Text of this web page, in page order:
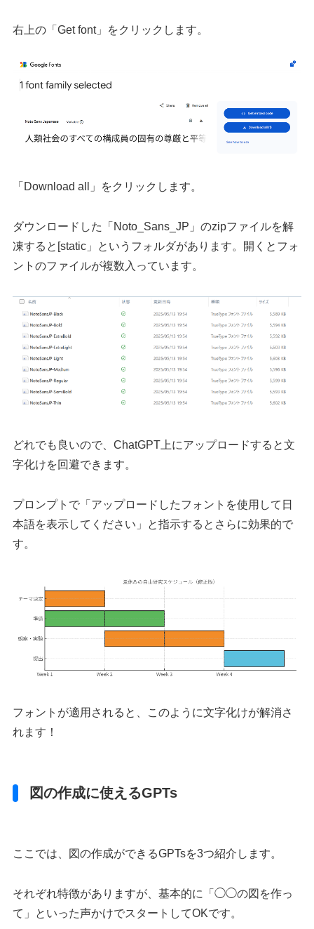
右上の「Get font」をクリックします。
「Download all」をクリックします。
ダウンロードした「Noto_Sans_JP」のzipファイルを解
凍すると[static」というフォルダがあります。開くとフォ
ントのファイルが複数入っています。
どれでも良いので、ChatGPT上にアップロードすると文
字化けを回避できます。
プロンプトで「アップロードしたフォントを使用して日
本語を表示してください」と指示するとさらに効果的で
す。
フォントが適用されると、このように文字化けが解消さ
れます！
図の作成に使えるGPTs
ここでは、図の作成ができるGPTsを3つ紹介します。
それぞれ特徴がありますが、基本的に「◯◯の図を作っ
て」といった声かけでスタートしてOKです。